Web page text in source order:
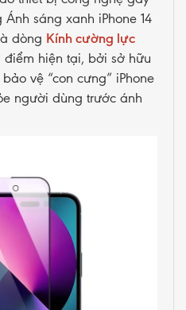
sáng xanh iPhone 14
dòng Kính cường lực
hiện tại, bởi sở hữu
vệ “con cưng” iPhone
người dùng trước ánh